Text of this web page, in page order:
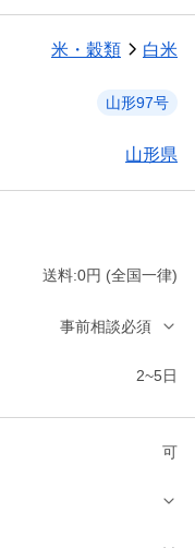
米・穀類 白米
山形97号
山形県
送料:0円 (全国一律)
事前相談必須
2~5日
可